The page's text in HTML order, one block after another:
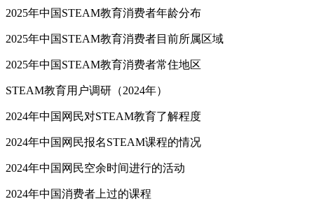
2025年中国STEAM教育消费者年龄分布
2025年中国STEAM教育消费者目前所属区域
2025年中国STEAM教育消费者常住地区
STEAM教育用户调研（2024年）
2024年中国网民对STEAM教育了解程度
2024年中国网民报名STEAM课程的情况
2024年中国网民空余时间进行的活动
2024年中国消费者上过的课程